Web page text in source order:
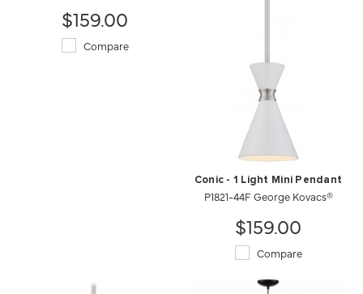
$159.00
Compare
Conic - 1 Light Mini Pendant
P1821-44F George Kovacs®
$159.00
Compare